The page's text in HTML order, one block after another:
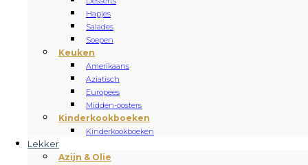
Hapjes
Salades
Soepen
Keuken
Amerikaans
Aziatisch
Europees
Midden-oosters
Kinderkookboeken
Kinderkookboeken
Lekker
Azijn & Olie